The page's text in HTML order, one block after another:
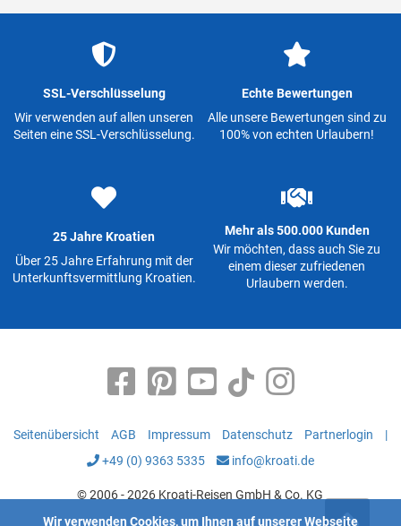
SSL-Verschlüsselung
Wir verwenden auf allen unseren
Seiten eine SSL-Verschlüsselung.
Echte Bewertungen
Alle unsere Bewertungen sind zu
100% von echten Urlaubern!
25 Jahre Kroatien
Über 25 Jahre Erfahrung mit der
Unterkunftsvermittlung Kroatien.
Mehr als 500.000 Kunden
Wir möchten, dass auch Sie zu
einem dieser zufriedenen
Urlaubern werden.
Seitenübersicht AGB Impressum Datenschutz Partnerlogin
|
+49 (0) 9363 5335
info@kroati.de
© 2006 - 2026 Kroati-Reisen GmbH & Co. KG
Wir verwenden Cookies, um Ihnen auf unserer Webseite